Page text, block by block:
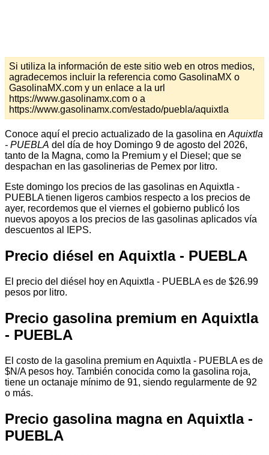
Si utiliza la información de este sitio web en otros medios,
agradecemos incluir la referencia como GasolinaMX o
GasolinaMX.com y un enlace a la url
https://www.gasolinamx.com o a
https://www.gasolinamx.com/estado/puebla/aquixtla
Conoce aquí el precio actualizado de la gasolina en Aquixtla
- PUEBLA del día de hoy Domingo 9 de agosto del 2026,
tanto de la Magna, como la Premium y el Diesel; que se
despachan en las gasolinerias de Pemex por litro.
Este domingo los precios de las gasolinas en Aquixtla -
PUEBLA tienen ligeros cambios respecto a los precios de
ayer, recordemos que el viernes el gobierno publicó los
nuevos apoyos a los precios de las gasolinas aplicados vía
descuentos al IEPS.
Precio diésel en Aquixtla - PUEBLA
El precio del diésel hoy en Aquixtla - PUEBLA es de $26.99
pesos por litro.
Precio gasolina premium en Aquixtla
- PUEBLA
El costo de la gasolina premium en Aquixtla - PUEBLA es de
$N/A pesos hoy. También conocida como la gasolina roja,
tiene un octanaje mínimo de 91, siendo regularmente de 92
o más.
Precio gasolina magna en Aquixtla -
PUEBLA